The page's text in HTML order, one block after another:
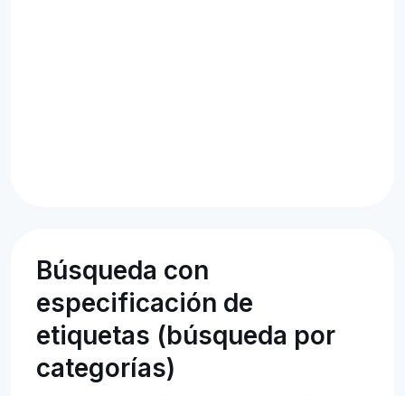
Búsqueda con
especificación de
etiquetas (búsqueda por
categorías)